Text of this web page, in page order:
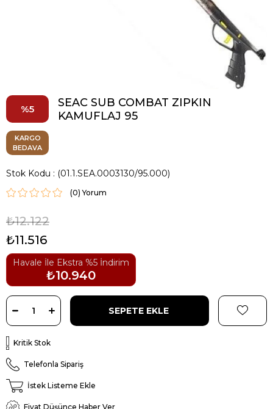
5
SEAC SUB COMBAT ZIPKIN
KAMUFLAJ 95
KARGO
BEDAVA
Stok Kodu (01.1.SEA.0003130/95.000)
(0)
₺12.122
₺11.516
Havale İle Ekstra %5 İndirim
₺10.940
Kritik Stok
Telefonla Sipariş
İstek Listeme Ekle
Fiyat Düşünce Haber Ver